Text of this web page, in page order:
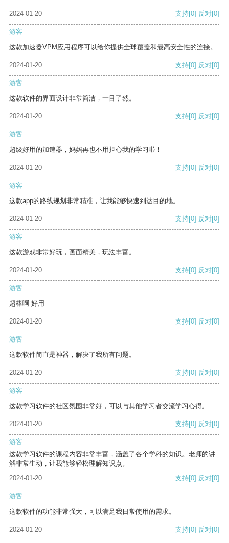
2024-01-20 支持[0] 反对[0]
游客
这款加速器VPM应用程序可以给你提供全球覆盖和最高安全性的连接。
2024-01-20 支持[0] 反对[0]
游客
这款软件的界面设计非常简洁，一目了然。
2024-01-20 支持[0] 反对[0]
游客
超级好用的加速器，妈妈再也不用担心我的学习啦！
2024-01-20 支持[0] 反对[0]
游客
这款app的路线规划非常精准，让我能够快速到达目的地。
2024-01-20 支持[0] 反对[0]
游客
这款游戏非常好玩，画面精美，玩法丰富。
2024-01-20 支持[0] 反对[0]
游客
超棒啊 好用
2024-01-20 支持[0] 反对[0]
游客
这款软件简直是神器，解决了我所有问题。
2024-01-20 支持[0] 反对[0]
游客
这款学习软件的社区氛围非常好，可以与其他学习者交流学习心得。
2024-01-20 支持[0] 反对[0]
游客
这款学习软件的课程内容非常丰富，涵盖了各个学科的知识。老师的讲
解非常生动，让我能够轻松理解知识点。
2024-01-20
支持[0] 反对[0]
游客
这款软件的功能非常强大，可以满足我日常使用的需求。
2024-01-20 支持[0] 反对[0]